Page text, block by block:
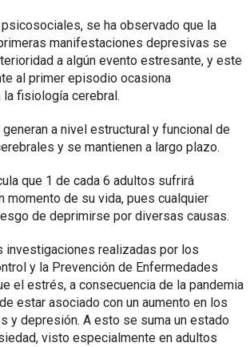
se ha observado que la
manifestaciones depresivas se
a algún evento estresante, y este
al primer episodio ocasiona
fisiología cerebral.
a nivel estructural y funcional de
y se mantienen a largo plazo.
que 1 de cada 6 adultos sufrirá
momento de su vida, pues cualquier
de deprimirse por diversas causas.
investigaciones realizadas por los
y la Prevención de Enfermedades
el estrés, a consecuencia de la pandemia
estar asociado con un aumento en los
y depresión. A esto se suma un estado
visto especialmente en adultos